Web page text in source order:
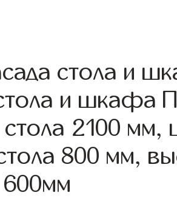
стола и
и шкафа
2100
800 мм,
600мм